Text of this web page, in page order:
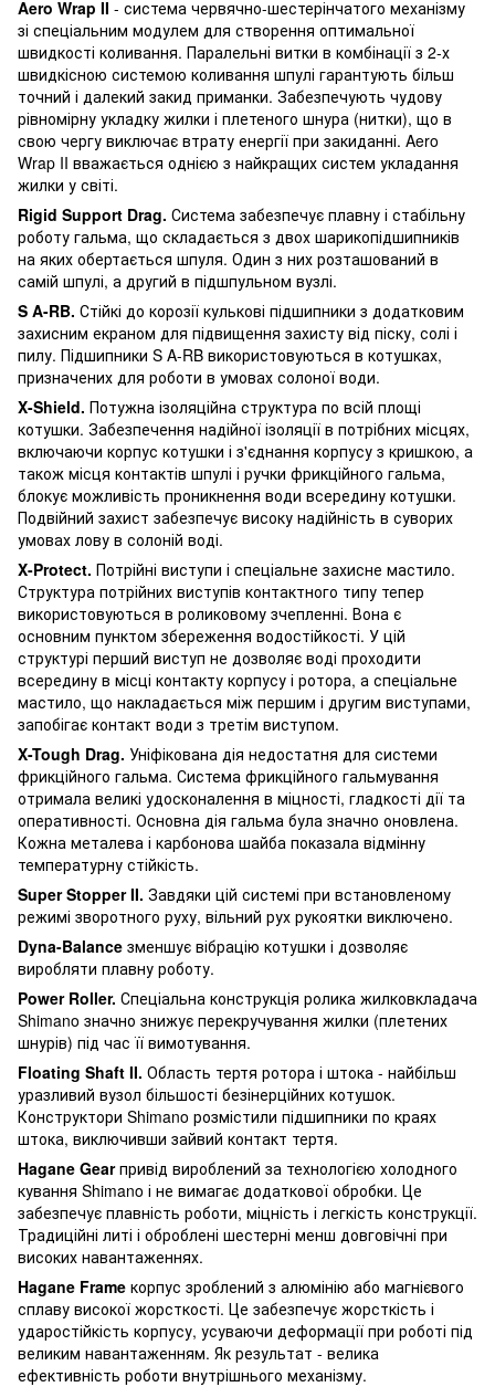
Aero Wrap II - система червячно-шестерінчатого механізму
зі спеціальним модулем для створення оптимальної
швидкості коливання. Паралельні витки в комбінації з 2-х
швидкісною системою коливання шпулі гарантують більш
точний і далекий закид приманки. Забезпечують чудову
рівномірну укладку жилки і плетеного шнура (нитки), що в
свою чергу виключає втрату енергії при закиданні. Aero
Wrap II вважається однією з найкращих систем укладання
жилки у світі.
Rigid Support Drag. Система забезпечує плавну і стабільну
роботу гальма, що складається з двох шарикопідшипників
на яких обертається шпуля. Один з них розташований в
самій шпулі, а другий в підшпульном вузлі.
S A-RB. Стійкі до корозії кулькові підшипники з додатковим
захисним екраном для підвищення захисту від піску, солі і
пилу. Підшипники S A-RB використовуються в котушках,
призначених для роботи в умовах солоної води.
X-Shield. Потужна ізоляційна структура по всій площі
котушки. Забезпечення надійної ізоляції в потрібних місцях,
включаючи корпус котушки і з'єднання корпусу з кришкою, а
також місця контактів шпулі і ручки фрикційного гальма,
блокує можливість проникнення води всередину котушки.
Подвійний захист забезпечує високу надійність в суворих
умовах лову в солоній воді.
X-Protect. Потрійні виступи і спеціальне захисне мастило.
Структура потрійних виступів контактного типу тепер
використовуються в роликовому зчепленні. Вона є
основним пунктом збереження водостійкості. У цій
структурі перший виступ не дозволяє воді проходити
всередину в місці контакту корпусу і ротора, а спеціальне
мастило, що накладається між першим і другим виступами,
запобігає контакт води з третім виступом.
X-Tough Drag. Уніфікована дія недостатня для системи
фрикційного гальма. Система фрикційного гальмування
отримала великі удосконалення в міцності, гладкості дії та
оперативності. Основна дія гальма була значно оновлена.
Кожна металева і карбонова шайба показала відмінну
температурну стійкість.
Super Stopper II. Завдяки цій системі при встановленому
режимі зворотного руху, вільний рух рукоятки виключено.
Dyna-Balance зменшує вібрацію котушки і дозволяє
виробляти плавну роботу.
Power Roller. Спеціальна конструкція ролика жилковкладача
Shimano значно знижує перекручування жилки (плетених
шнурів) під час її вимотування.
Floating Shaft II. Область тертя ротора і штока - найбільш
уразливий вузол більшості безінерційних котушок.
Конструктори Shimano розмістили підшипники по краях
штока, виключивши зайвий контакт тертя.
Hagane Gearпривід вироблений за технологією холодного
кування Shimano і не вимагає додаткової обробки. Це
забезпечує плавність роботи, міцність і легкість конструкції.
Традиційні литі і оброблені шестерні менш довговічні при
високих навантаженнях.
Hagane Frame корпус зроблений з алюмінію або магнієвого
сплаву високої жорсткості. Це забезпечує жорсткість і
ударостійкість корпусу, усуваючи деформації при роботі під
великим навантаженням. Як результат - велика
ефективність роботи внутрішнього механізму.